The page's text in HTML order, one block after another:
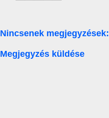
Nincsenek megjegyzések:
Megjegyzés küldése